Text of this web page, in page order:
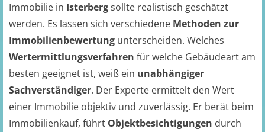
Immobilie in Isterbergsollte realistisch geschätzt
werden. Es lassen sich verschiedene Methoden zur
Immobilienbewertung unterscheiden. Welches
Wertermittlungsverfahren für welche Gebäudeart am
besten geeignet ist, weiß ein unabhängiger
Sachverständiger. Der Experte ermittelt den Wert
einer Immobilie objektiv und zuverlässig. Er berät beim
Immobilienkauf, führt Objektbesichtigungen durch